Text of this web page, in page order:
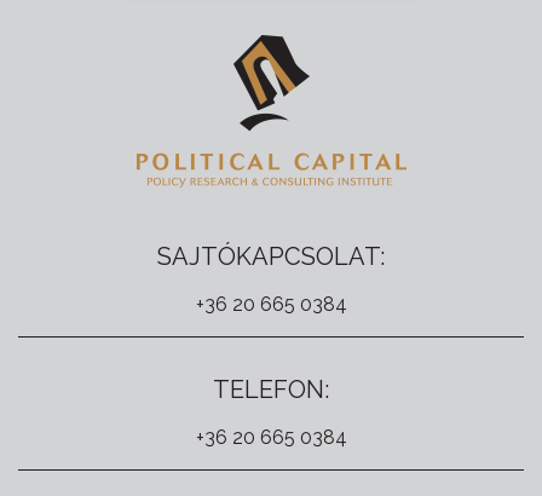
SAJTÓKAPCSOLAT:
+36 20 665 0384
TELEFON:
+36 20 665 0384